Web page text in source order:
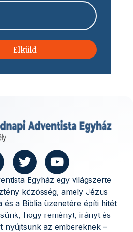
Elküld
Egyház egy világszerte
közösség, amely Jézus
és a Biblia üzenetére építi hitét
hogy reményt, irányt és
nyújtsunk az embereknek –